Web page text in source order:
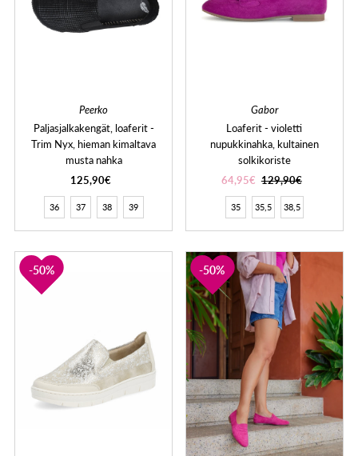
Peerko
Paljasjalkakengät, loaferit -
Trim Nyx, hieman kimaltava
musta nahka
125,90€
36 37 38 39
Gabor
Loaferit - violetti
nupukkinahka, kultainen
solkikoriste
64,95€ 129,90€
35 35,5 38,5
50% 50%